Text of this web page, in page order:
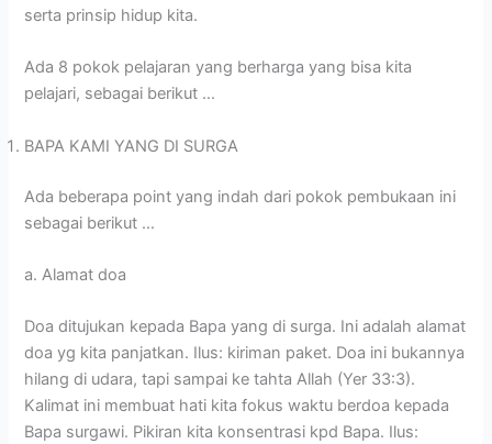
serta prinsip hidup kita.
Ada 8 pokok pelajaran yang berharga yang bisa kita
pelajari, sebagai berikut …
BAPA KAMI YANG DI SURGA
Ada beberapa point yang indah dari pokok pembukaan ini
sebagai berikut …
a. Alamat doa
Doa ditujukan kepada Bapa yang di surga. Ini adalah alamat
doa yg kita panjatkan. Ilus: kiriman paket. Doa ini bukannya
hilang di udara, tapi sampai ke tahta Allah (Yer 33:3).
Kalimat ini membuat hati kita fokus waktu berdoa kepada
Bapa surgawi. Pikiran kita konsentrasi kpd Bapa. Ilus: